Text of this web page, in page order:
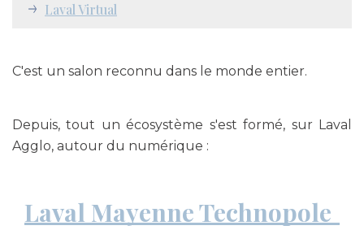
Laval Virtual
C'est un salon reconnu dans le monde entier.
Depuis, tout un écosystème s'est formé, sur Laval
Agglo, autour du numérique :
Laval Mayenne Technopole